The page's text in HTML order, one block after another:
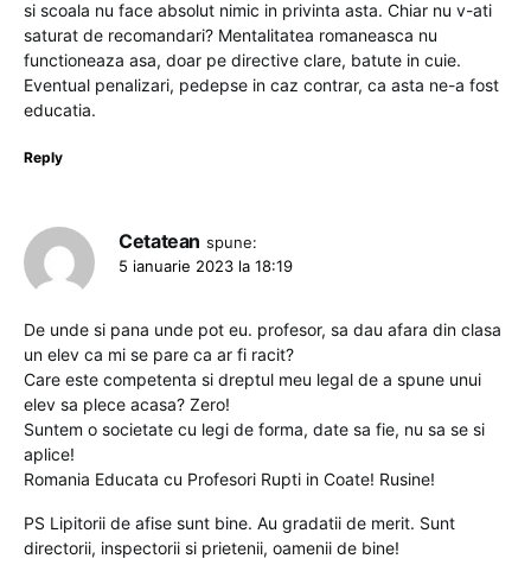
si scoala nu face absolut nimic in privinta asta. Chiar nu v-ati
saturat de recomandari? Mentalitatea romaneasca nu
functioneaza asa, doar pe directive clare, batute in cuie.
Eventual penalizari, pedepse in caz contrar, ca asta ne-a fost
educatia.
Reply
Cetatean spune:
5 ianuarie 2023 la 18:19
De unde si pana unde pot eu. profesor, sa dau afara din clasa
un elev ca mi se pare ca ar fi racit?
Care este competenta si dreptul meu legal de a spune unui
elev sa plece acasa? Zero!
Suntem o societate cu legi de forma, date sa fie, nu sa se si
aplice!
Romania Educata cu Profesori Rupti in Coate! Rusine!
PS Lipitorii de afise sunt bine. Au gradatii de merit. Sunt
directorii, inspectorii si prietenii, oamenii de bine!